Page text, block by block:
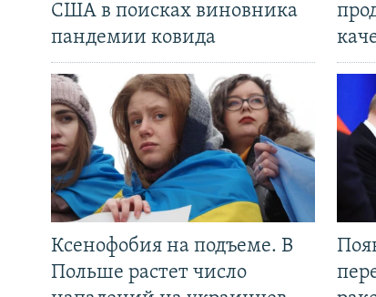
США в поисках виновника
пандемии ковида
Ксенофобия на подъеме. В
Польше растет число